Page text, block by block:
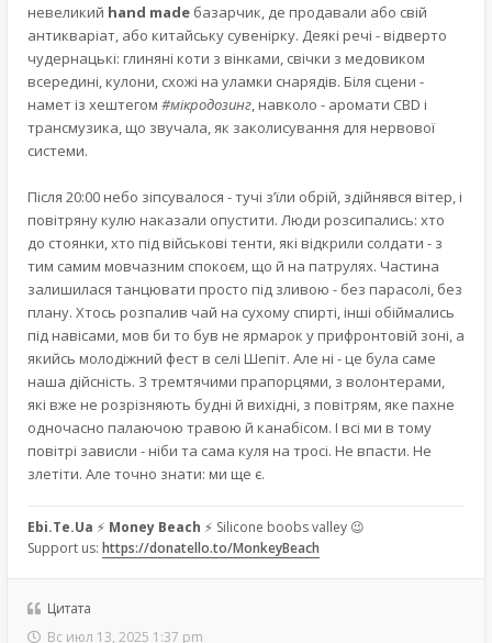
невеликий hand made базарчик, де продавали або свій
антикваріат, або китайську сувенірку. Деякі речі - відверто
чудернацькі: глиняні коти з вінками, свічки з медовиком
всередині, кулони, схожі на уламки снарядів. Біля сцени -
намет із хештегом #мікродозинг, навколо - аромати CBD і
трансмузика, що звучала, як заколисування для нервової
системи.
Після 20:00 небо зіпсувалося - тучі з’їли обрій, здійнявся вітер, і
повітряну кулю наказали опустити. Люди розсипались: хто
до стоянки, хто під військові тенти, які відкрили солдати - з
тим самим мовчазним спокоєм, що й на патрулях. Частина
залишилася танцювати просто під зливою - без парасолі, без
плану. Хтось розпалив чай на сухому спирті, інші обіймались
під навісами, мов би то був не ярмарок у прифронтовій зоні, а
якийсь молодіжний фест в селі Шепіт. Але ні - це була саме
наша дійсність. З тремтячими прапорцями, з волонтерами,
які вже не розрізняють будні й вихідні, з повітрям, яке пахне
одночасно палаючою травою й канабісом. І всі ми в тому
повітрі зависли - ніби та сама куля на тросі. Не впасти. Не
злетіти. Але точно знати: ми ще є.
Ebi.Te.Ua ⚡ Money Beach ⚡ Silicone boobs valley 😉
Support us: https://donatello.to/MonkeyBeach
Цитата
Вс июл 13, 2025 1:37 pm